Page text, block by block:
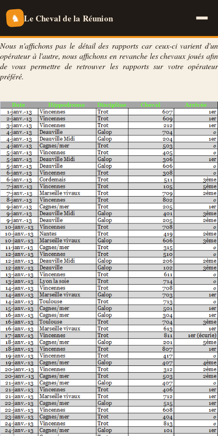
♞ Le Cheval de la Réunion
Nous n'affichons pas le détail des rapports car ceux-ci varient d'un
opérateur à l'autre, nous affichons en revanche les chevaux joués afin
de vous permettre de retrouver les rapports sur votre opérateur
préféré.